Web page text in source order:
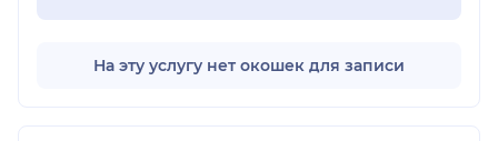
На эту услугу нет окошек для записи